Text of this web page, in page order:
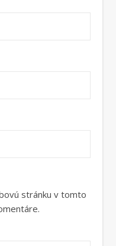
stránku v tomto